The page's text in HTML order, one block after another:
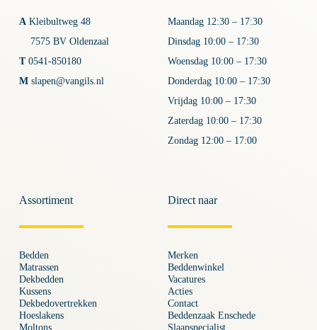
A Kleibultweg 48
7575 BV Oldenzaal
T 0541-850180
M slapen@vangils.nl
Maandag 12:30 – 17:30
Dinsdag 10:00 – 17:30
Woensdag 10:00 – 17:30
Donderdag 10:00 – 17:30
Vrijdag 10:00 – 17:30
Zaterdag 10:00 – 17:30
Zondag 12:00 – 17:00
Assortiment
Bedden
Matrassen
Dekbedden
Kussens
Dekbedovertrekken
Hoeslakens
Moltons
Direct naar
Merken
Beddenwinkel
Vacatures
Acties
Contact
Beddenzaak Enschede
Slaapspecialist